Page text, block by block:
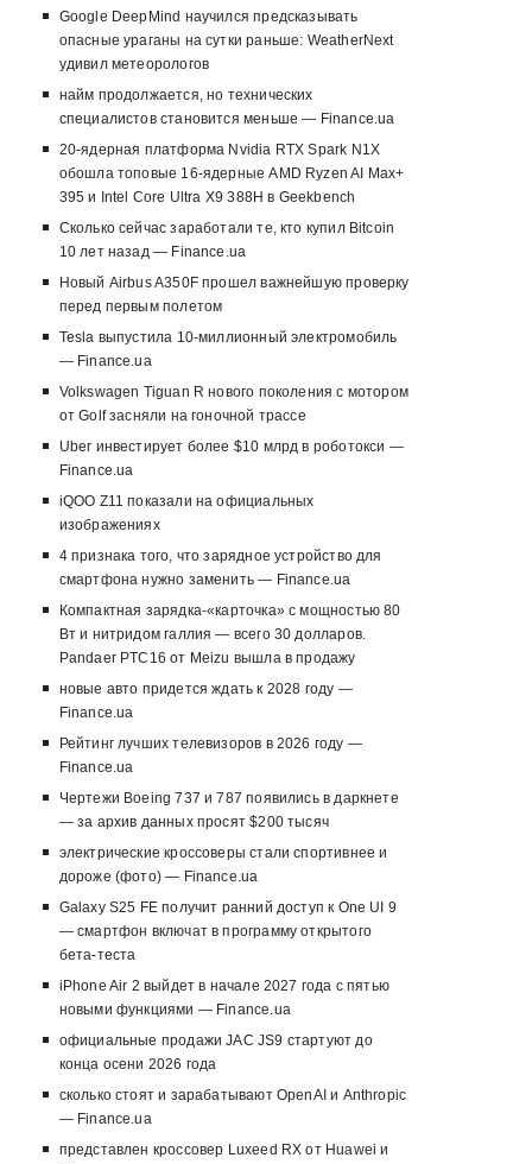
Google DeepMind научился предсказывать
опасные ураганы на сутки раньше: WeatherNext
удивил метеорологов
найм продолжается, но технических
специалистов становится меньше — Finance.ua
20-ядерная платформа Nvidia RTX Spark N1X
обошла топовые 16-ядерные AMD Ryzen AI Max+
395 и Intel Core Ultra X9 388H в Geekbench
Сколько сейчас заработали те, кто купил Bitcoin
10 лет назад — Finance.ua
Новый Airbus A350F прошел важнейшую проверку
перед первым полетом
Tesla выпустила 10-миллионный электромобиль
— Finance.ua
Volkswagen Tiguan R нового поколения с мотором
от Golf засняли на гоночной трассе
Uber инвестирует более $10 млрд в роботокси —
Finance.ua
iQOO Z11 показали на официальных
изображениях
4 признака того, что зарядное устройство для
смартфона нужно заменить — Finance.ua
Компактная зарядка-«карточка» с мощностью 80
Вт и нитридом галлия — всего 30 долларов.
Pandaer PTC16 от Meizu вышла в продажу
новые авто придется ждать к 2028 году —
Finance.ua
Рейтинг лучших телевизоров в 2026 году —
Finance.ua
Чертежи Boeing 737 и 787 появились в даркнете
— за архив данных просят $200 тысяч
электрические кроссоверы стали спортивнее и
дороже (фото) — Finance.ua
Galaxy S25 FE получит ранний доступ к One UI 9
— смартфон включат в программу открытого
бета-теста
iPhone Air 2 выйдет в начале 2027 года с пятью
новыми функциями — Finance.ua
официальные продажи JAC JS9 стартуют до
конца осени 2026 года
сколько стоят и зарабатывают OpenAI и Anthropic
— Finance.ua
представлен кроссовер Luxeed RX от Huawei и